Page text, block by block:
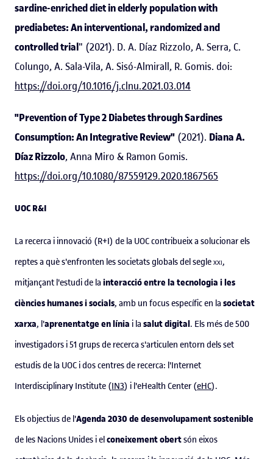
sardine-enriched diet in elderly population with
prediabetes: An interventional, randomized and
controlled trial" (2021). D. A. Díaz Rizzolo, A. Serra, C.
Colungo, A. Sala-Vila, A. Sisó-Almirall, R. Gomis. doi:
https://doi.org/10.1016/j.clnu.2021.03.014
"Prevention of Type 2 Diabetes through Sardines
Consumption: An Integrative Review" (2021). Diana A.
Díaz Rizzolo, Anna Miro & Ramon Gomis.
https://doi.org/10.1080/87559129.2020.1867565
UOC R&I
La recerca i innovació (R+I) de la UOC contribueix a solucionar els
reptes a què s'enfronten les societats globals del seglexxi,
mitjançant l'estudi de la interacció entre la tecnologia i les
ciències humanes i socials, amb un focus específic en la societat
xarxa, l'aprenentatge en línia i la salut digital. Els més de 500
investigadors i 51 grups de recerca s'articulen entorn dels set
estudis de la UOC i dos centres de recerca: l'Internet
Interdisciplinary Institute (IN3) i l'eHealth Center (eHC).
Els objectius de l'Agenda 2030 de desenvolupament sostenible
de les Nacions Unides i elconeixement obertsón eixos